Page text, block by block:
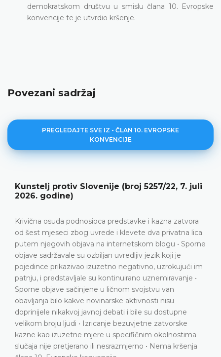
demokratskom društvu u smislu člana 10. Evropske
konvencije te je utvrdio kršenje.
Povezani sadržaj
PREGLEDAJTE SVE IZ - ČLAN 10. EVROPSKE
KONVENCIJE
Miladze protiv Gruzije (broj 41585/23, 19. maj
2026. godine)
podnosiocu predstavke zbog objavljivanja TikTok videa
koji sadrži izuzetno grube i seksualno eksplicitne uvrede
upućene prepoznatljivim javnim službenicima u
kontekstu javne debate o reformi gradskog prijevoza •
Grubi verbalni napadi usmjereni prvenstveno na
bezobzirno omalovažavanje određenih javnih
službenika • Nema elemenata političke ili društvene
satire i nema naznaka da je korišteni jezik služio bilo
kakvoj stilskoj, retoričkoj ili književnoj svrsi • Viralno
širenje videa • Domaći sudovi proveli su detaljan test
proporcionalnosti • Nema kršenja člana 10. Evropske
konvencije